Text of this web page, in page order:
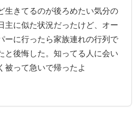
生きてるのが後ろめたい気分の
主に似た状況だったけど、オー
ーに行ったら家族連れの行列で
と後悔した。知ってる人に会い
被って急いで帰ったよ